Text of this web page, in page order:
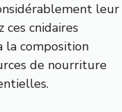
leur
ces cnidaires
la composition
de nourriture